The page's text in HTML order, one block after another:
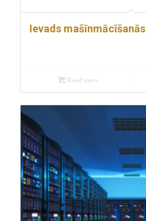
Ievads mašīnmācīšanās
Read more